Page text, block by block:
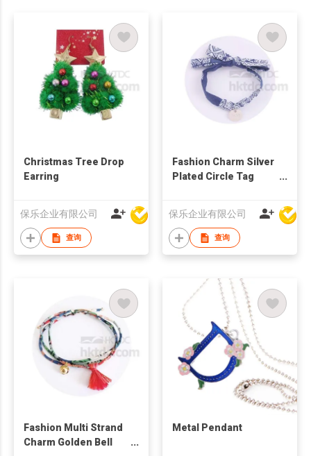
Christmas Tree Drop
Earring
保乐企业有限公司
查询
Fashion Charm Silver
Plated Circle Tag
保乐企业有限公司
查询
Fashion Multi Strand
Charm Golden Bell
Metal Pendant